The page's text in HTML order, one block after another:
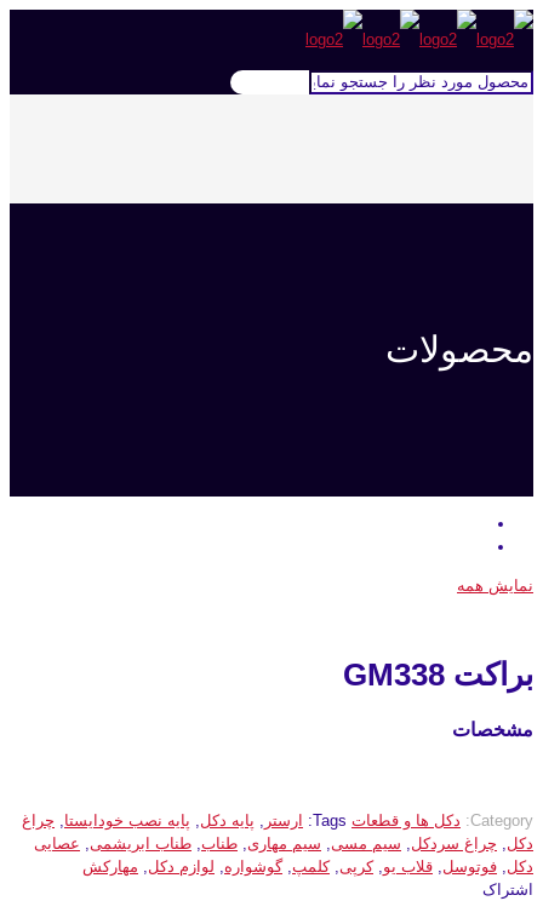
محصولات
نمایش همه
براکت GM338
مشخصات
Category: دکل ها و قطعات Tags: ارستر , پایه دکل, پایه نصب خودایستا, چراغ
دکل, چراغ سردکل, سیم مسی, سیم مهاری, طناب, طناب ابریشمی, عصایی
دکل, فوتوسل, قلاب یو,کرپی,کلمپ,گوشواره, لوازم دکل, مهارکش
اشتراک